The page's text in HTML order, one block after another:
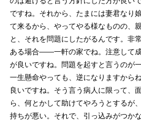
ですね。それから、たまには妻君なり
て来るから、やってやる様なものの、
と、それを問題にしたがるんです。非
ある場合――一軒の家でね。注意して
が良いですね。問題を起すと言うのが
一生懸命やっても、逆になりますから
良いですね。そう言う病人に限って、
ら、何とかして助けてやろうとするが
持ちが悪い。それで、引っ込みがつか